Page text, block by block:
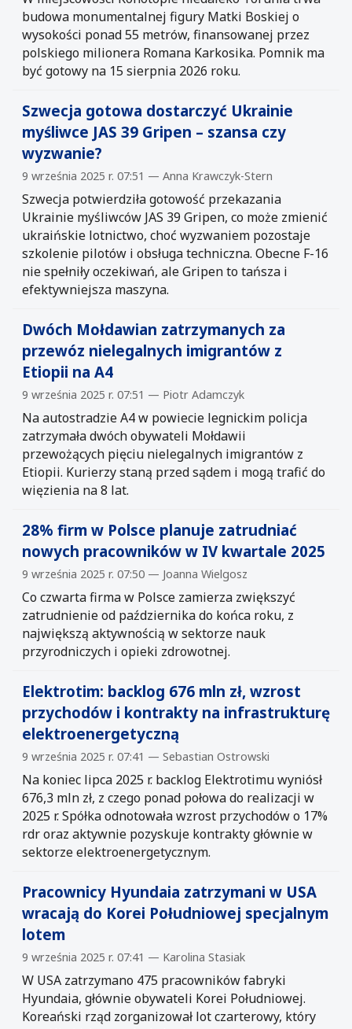
budowa monumentalnej figury Matki Boskiej o
wysokości ponad 55 metrów, finansowanej przez
polskiego milionera Romana Karkosika. Pomnik ma
być gotowy na 15 sierpnia 2026 roku.
Szwecja gotowa dostarczyć Ukrainie
myśliwce JAS 39 Gripen – szansa czy
wyzwanie?
9 września 2025 r. 07:51 — Anna Krawczyk-Stern
Szwecja potwierdziła gotowość przekazania
Ukrainie myśliwców JAS 39 Gripen, co może zmienić
ukraińskie lotnictwo, choć wyzwaniem pozostaje
szkolenie pilotów i obsługa techniczna. Obecne F-16
nie spełniły oczekiwań, ale Gripen to tańsza i
efektywniejsza maszyna.
Dwóch Mołdawian zatrzymanych za
przewóz nielegalnych imigrantów z
Etiopii na A4
9 września 2025 r. 07:51 — Piotr Adamczyk
Na autostradzie A4 w powiecie legnickim policja
zatrzymała dwóch obywateli Mołdawii
przewożących pięciu nielegalnych imigrantów z
Etiopii. Kurierzy staną przed sądem i mogą trafić do
więzienia na 8 lat.
28% firm w Polsce planuje zatrudniać
nowych pracowników w IV kwartale 2025
9 września 2025 r. 07:50 — Joanna Wielgosz
Co czwarta firma w Polsce zamierza zwiększyć
zatrudnienie od października do końca roku, z
największą aktywnością w sektorze nauk
przyrodniczych i opieki zdrowotnej.
Elektrotim: backlog 676 mln zł, wzrost
przychodów i kontrakty na infrastrukturę
elektroenergetyczną
9 września 2025 r. 07:41 — Sebastian Ostrowski
Na koniec lipca 2025 r. backlog Elektrotimu wyniósł
676,3 mln zł, z czego ponad połowa do realizacji w
2025 r. Spółka odnotowała wzrost przychodów o 17%
rdr oraz aktywnie pozyskuje kontrakty głównie w
sektorze elektroenergetycznym.
Pracownicy Hyundaia zatrzymani w USA
wracają do Korei Południowej specjalnym
lotem
9 września 2025 r. 07:41 — Karolina Stasiak
W USA zatrzymano 475 pracowników fabryki
Hyundaia, głównie obywateli Korei Południowej.
Koreański rząd zorganizował lot czarterowy, który